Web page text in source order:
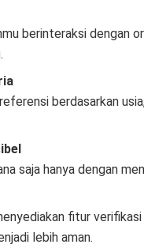
berinteraksi dengan
berdasarkan
saja hanya dengan
fitur
lebih aman.